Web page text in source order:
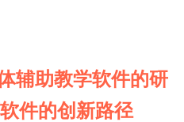
辅助教学软件的研
件的创新路径